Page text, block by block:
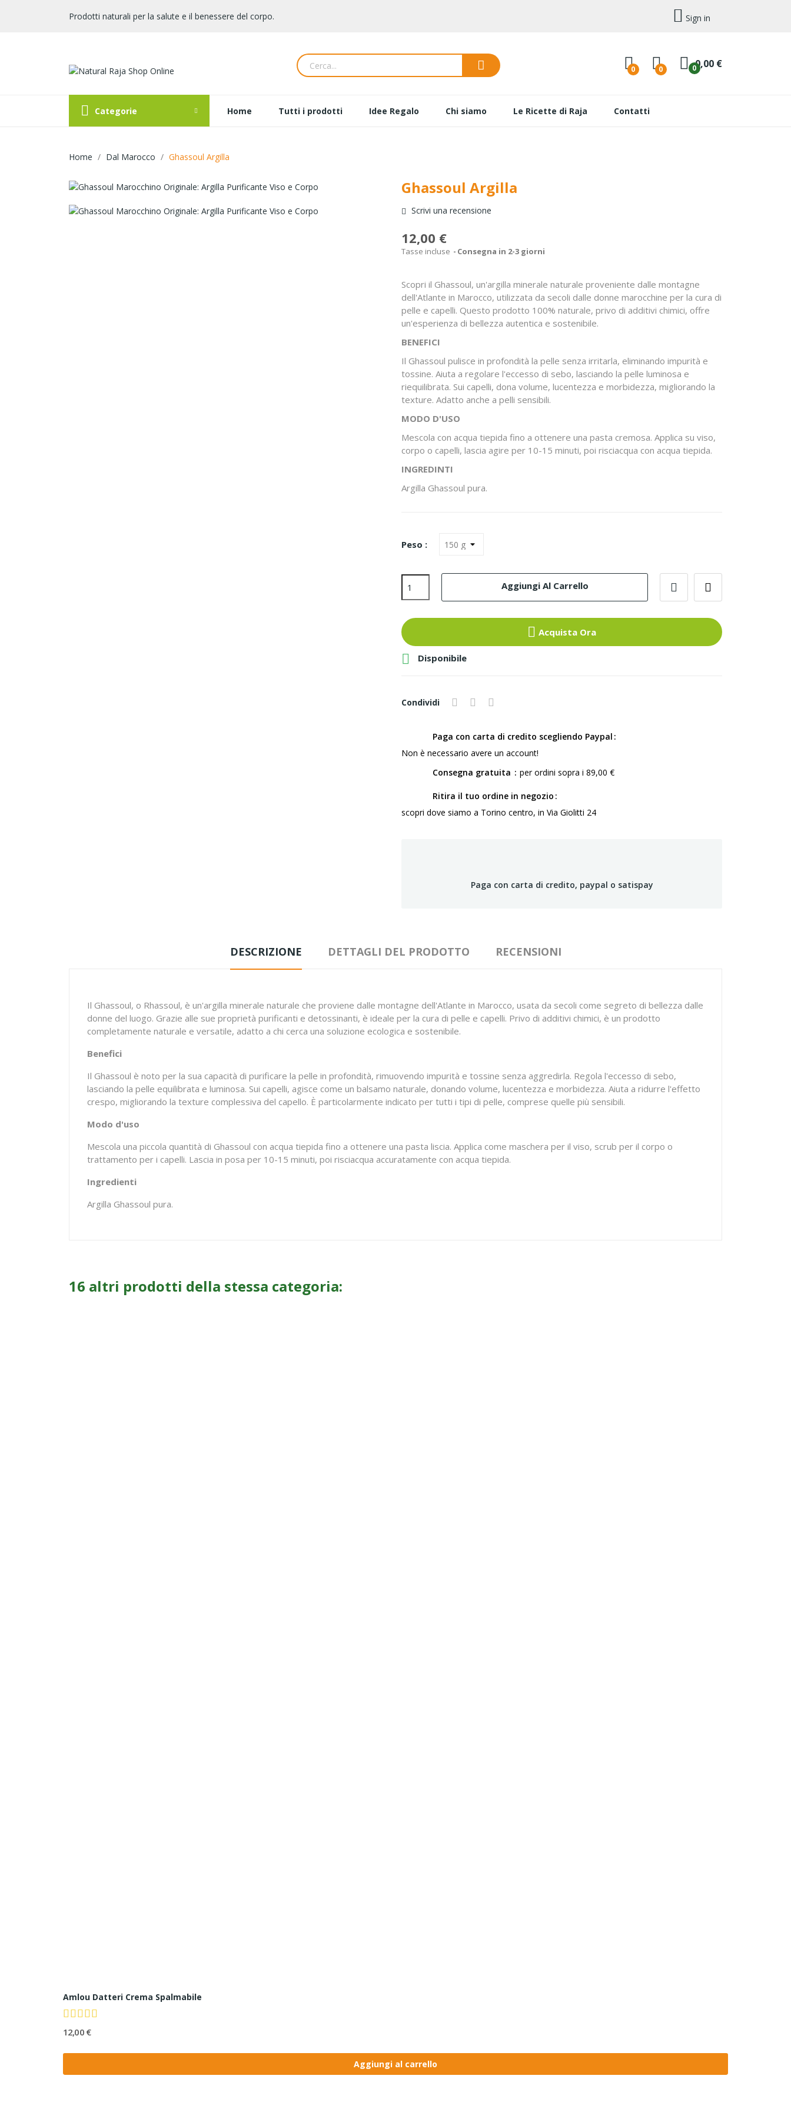
Prodotti naturali per la salute e il benessere del corpo. Sign in
0 0 0,00 €
0
Categorie Home Tutti i prodotti Idee Regalo Chi siamo Le Ricette di Raja Contatti
Home Dal Marocco Ghassoul Argilla
Ghassoul Argilla
Scrivi una recensione
12,00 €
Tasse incluse Consegna in 2-3 giorni
Scopri il Ghassoul, un'argilla minerale naturale proveniente dalle montagne
dell'Atlante in Marocco, utilizzata da secoli dalle donne marocchine per la cura di
pelle e capelli. Questo prodotto 100% naturale, privo di additivi chimici, offre
un'esperienza di bellezza autentica e sostenibile.
BENEFICI
Il Ghassoul pulisce in profondità la pelle senza irritarla, eliminando impurità e
tossine. Aiuta a regolare l'eccesso di sebo, lasciando la pelle luminosa e
riequilibrata. Sui capelli, dona volume, lucentezza e morbidezza, migliorando la
texture. Adatto anche a pelli sensibili.
MODO D'USO
Mescola con acqua tiepida fino a ottenere una pasta cremosa. Applica su viso,
corpo o capelli, lascia agire per 10-15 minuti, poi risciacqua con acqua tiepida.
INGREDINTI
Argilla Ghassoul pura.
Peso :
Aggiungi Al Carrello
Acquista Ora
 Disponibile
Condividi
Paga con carta di credito scegliendo Paypal
Non è necessario avere un account!
Consegna gratuita
per ordini sopra i 89,00 €
Ritira il tuo ordine in negozio
scopri dove siamo a Torino centro, in Via Giolitti 24
Paga con carta di credito, paypal o satispay
DESCRIZIONE DETTAGLI DEL PRODOTTO RECENSIONI
Il Ghassoul, o Rhassoul, è un'argilla minerale naturale che proviene dalle montagne dell'Atlante in Marocco, usata da secoli come segreto di bellezza dalle
donne del luogo. Grazie alle sue proprietà purificanti e detossinanti, è ideale per la cura di pelle e capelli. Privo di additivi chimici, è un prodotto
completamente naturale e versatile, adatto a chi cerca una soluzione ecologica e sostenibile.
Benefici
Il Ghassoul è noto per la sua capacità di purificare la pelle in profondità, rimuovendo impurità e tossine senza aggredirla. Regola l'eccesso di sebo,
lasciando la pelle equilibrata e luminosa. Sui capelli, agisce come un balsamo naturale, donando volume, lucentezza e morbidezza. Aiuta a ridurre l'effetto
crespo, migliorando la texture complessiva del capello. È particolarmente indicato per tutti i tipi di pelle, comprese quelle più sensibili.
Modo d'uso
Mescola una piccola quantità di Ghassoul con acqua tiepida fino a ottenere una pasta liscia. Applica come maschera per il viso, scrub per il corpo o
trattamento per i capelli. Lascia in posa per 10-15 minuti, poi risciacqua accuratamente con acqua tiepida.
Ingredienti
Argilla Ghassoul pura.
16 altri prodotti della stessa categoria:
Amlou Datteri Crema Spalmabile
12,00 €
Aggiungi al carrello